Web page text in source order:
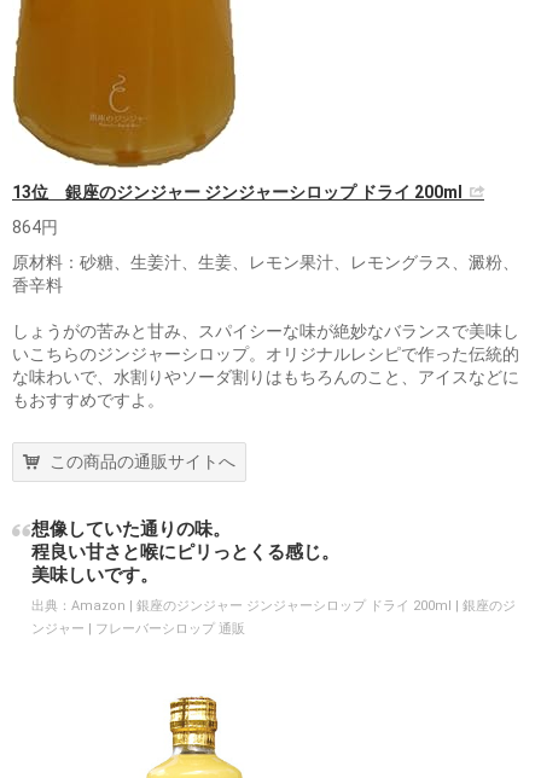
13位 銀座のジンジャー ジンジャーシロップ ドライ 200ml
864円
原材料：砂糖、生姜汁、生姜、レモン果汁、レモングラス、澱粉、
香辛料
しょうがの苦みと甘み、スパイシーな味が絶妙なバランスで美味し
いこちらのジンジャーシロップ。オリジナルレシピで作った伝統的
な味わいで、水割りやソーダ割りはもちろんのこと、アイスなどに
もおすすめですよ。
この商品の通販サイトへ
想像していた通りの味。
程良い甘さと喉にピリっとくる感じ。
美味しいです。
出典： Amazon | 銀座のジンジャー ジンジャーシロップ ドライ 200ml | 銀座のジ
ンジャー | フレーバーシロップ 通販